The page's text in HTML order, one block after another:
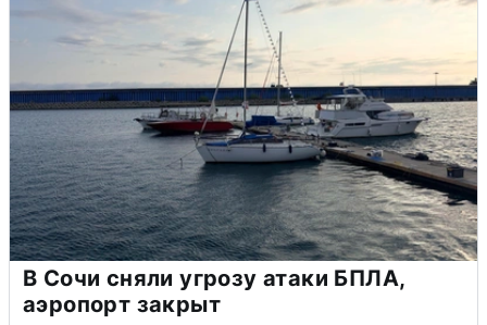
В Сочи сняли угрозу атаки БПЛА,
аэропорт закрыт